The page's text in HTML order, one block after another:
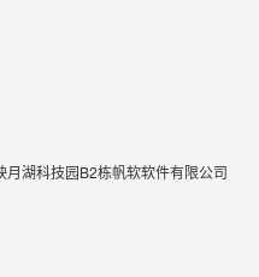
湖科技园B2栋帆软软件有限公司